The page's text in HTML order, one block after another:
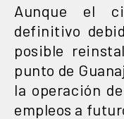
Aunque el
definitivo
posible
punto de
la operación
empleos a